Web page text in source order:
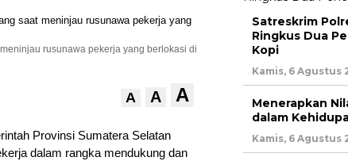
rusunawa pekerja yang berlokasi di
A A A
Provinsi Sumatera Selatan
dalam rangka mendukung dan
Satreskrim
Ringkus Dua
Kopi
Kamis, 6 Agustus
Menerapkan
dalam
Kamis, 6 Agustus